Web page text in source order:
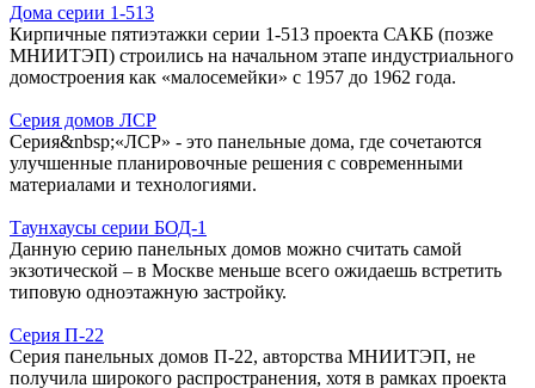
Дома серии 1-513
Кирпичные пятиэтажки серии 1-513 проекта САКБ (позже
МНИИТЭП) строились на начальном этапе индустриального
домостроения как «малосемейки» с 1957 до 1962 года.
Серия домов ЛСР
Серия&nbsp;«ЛСР» - это панельные дома, где сочетаются
улучшенные планировочные решения с современными
материалами и технологиями.
Таунхаусы серии БОД-1
Данную серию панельных домов можно считать самой
экзотической – в Москве меньше всего ожидаешь встретить
типовую одноэтажную застройку.
Серия П-22
Серия панельных домов П-22, авторства МНИИТЭП, не
получила широкого распространения, хотя в рамках проекта